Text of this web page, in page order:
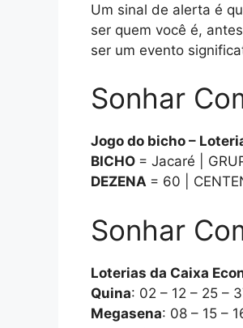
Um sinal de alerta é
ser quem você é,
ser um evento
Sonhar
Jogo do bicho –
BICHO = Jacaré |
DEZENA = 60 |
Sonhar
Loterias da Caixa
Quina: 02 – 12 – 25 –
Megasena: 08 – 15 –